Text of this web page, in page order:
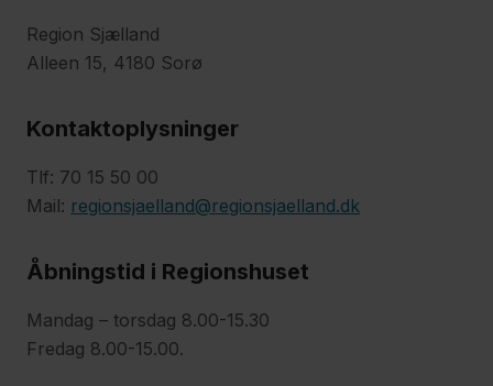
Region Sjælland
Alleen 15, 4180 Sorø
Kontaktoplysninger
Tlf: 70 15 50 00
Mail: regionsjaelland@regionsjaelland.dk
Åbningstid i Regionshuset
Mandag – torsdag 8.00-15.30
Fredag 8.00-15.00.